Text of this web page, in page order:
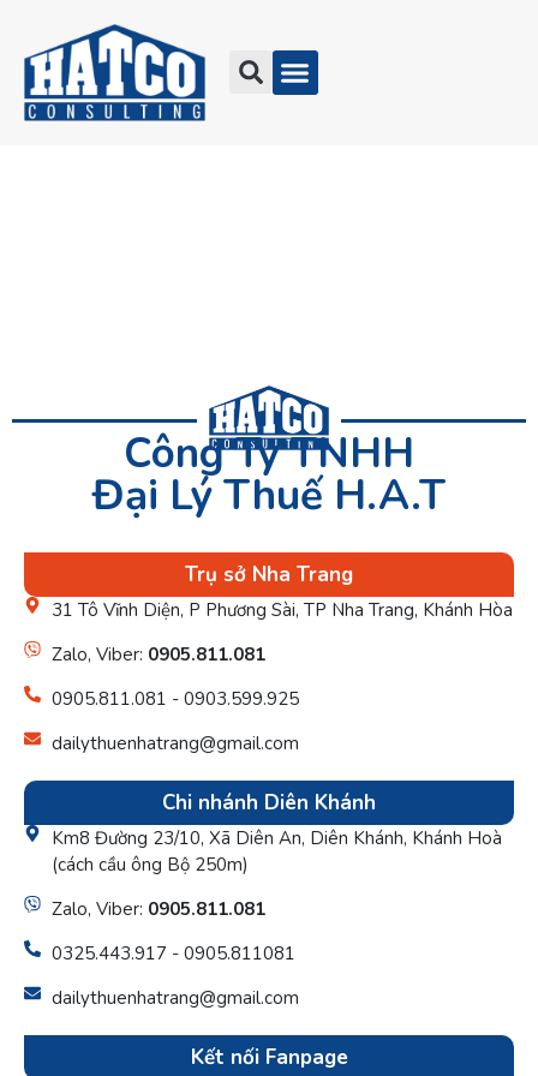
Công Ty TNHH
Đại Lý Thuế H.A.T
Trụ sở Nha Trang
31 Tô Vĩnh Diện, P Phương Sài, TP Nha Trang, Khánh Hòa
Zalo, Viber: 0905.811.081
0905.811.081 - 0903.599.925
dailythuenhatrang@gmail.com
Chi nhánh Diên Khánh
Km8 Đường 23/10, Xã Diên An, Diên Khánh, Khánh Hoà
(cách cầu ông Bộ 250m)
Zalo, Viber: 0905.811.081
0325.443.917 - 0905.811081
dailythuenhatrang@gmail.com
Kết nối Fanpage